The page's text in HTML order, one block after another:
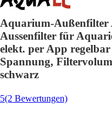
Aquarium-
Aussenfilter für
elekt. per App
Spannung,
schwarz
5(2 Bewertungen)